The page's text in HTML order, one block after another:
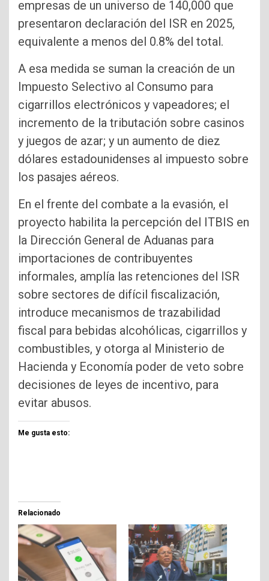
empresas de un universo de 140,000 que
presentaron declaración del ISR en 2025,
equivalente a menos del 0.8% del total.
A esa medida se suman la creación de un
Impuesto Selectivo al Consumo para
cigarrillos electrónicos y vapeadores; el
incremento de la tributación sobre casinos
y juegos de azar; y un aumento de diez
dólares estadounidenses al impuesto sobre
los pasajes aéreos.
En el frente del combate a la evasión, el
proyecto habilita la percepción del ITBIS en
la Dirección General de Aduanas para
importaciones de contribuyentes
informales, amplía las retenciones del ISR
sobre sectores de difícil fiscalización,
introduce mecanismos de trazabilidad
fiscal para bebidas alcohólicas, cigarrillos y
combustibles, y otorga al Ministerio de
Hacienda y Economía poder de veto sobre
decisiones de leyes de incentivo, para
evitar abusos.
Me gusta esto:
Relacionado